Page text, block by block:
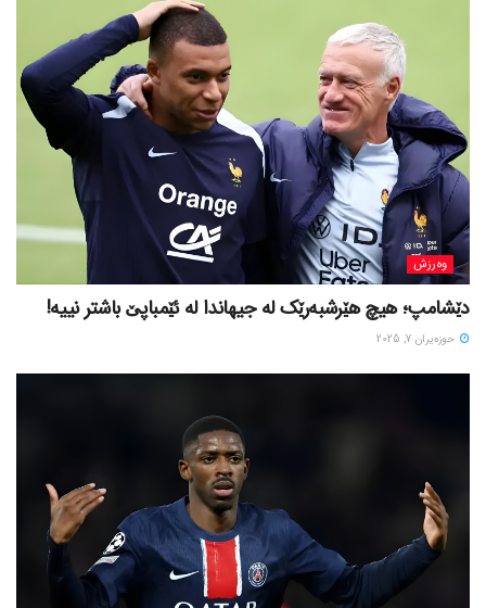
وەرزش
دێشامپ؛ هیچ هێرشبەرێک لە جیهاندا لە ئێمباپێ باشتر نییە!
حوزه‌یران 7, 2025